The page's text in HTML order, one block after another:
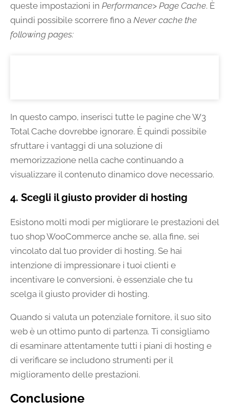
queste impostazioni in Performance> Page Cache. È
quindi possibile scorrere fino a Never cache the
following pages:
In questo campo, inserisci tutte le pagine che W3
Total Cache dovrebbe ignorare. È quindi possibile
sfruttare i vantaggi di una soluzione di
memorizzazione nella cache continuando a
visualizzare il contenuto dinamico dove necessario.
4. Scegli il giusto provider di hosting
Esistono molti modi per migliorare le prestazioni del
tuo shop WooCommerce anche se, alla fine, sei
vincolato dal tuo provider di hosting. Se hai
intenzione di impressionare i tuoi clienti e
incentivare le conversioni, è essenziale che tu
scelga il giusto provider di hosting.
Quando si valuta un potenziale fornitore, il suo sito
web è un ottimo punto di partenza. Ti consigliamo
di esaminare attentamente tutti i piani di hosting e
di verificare se includono strumenti per il
miglioramento delle prestazioni.
Conclusione